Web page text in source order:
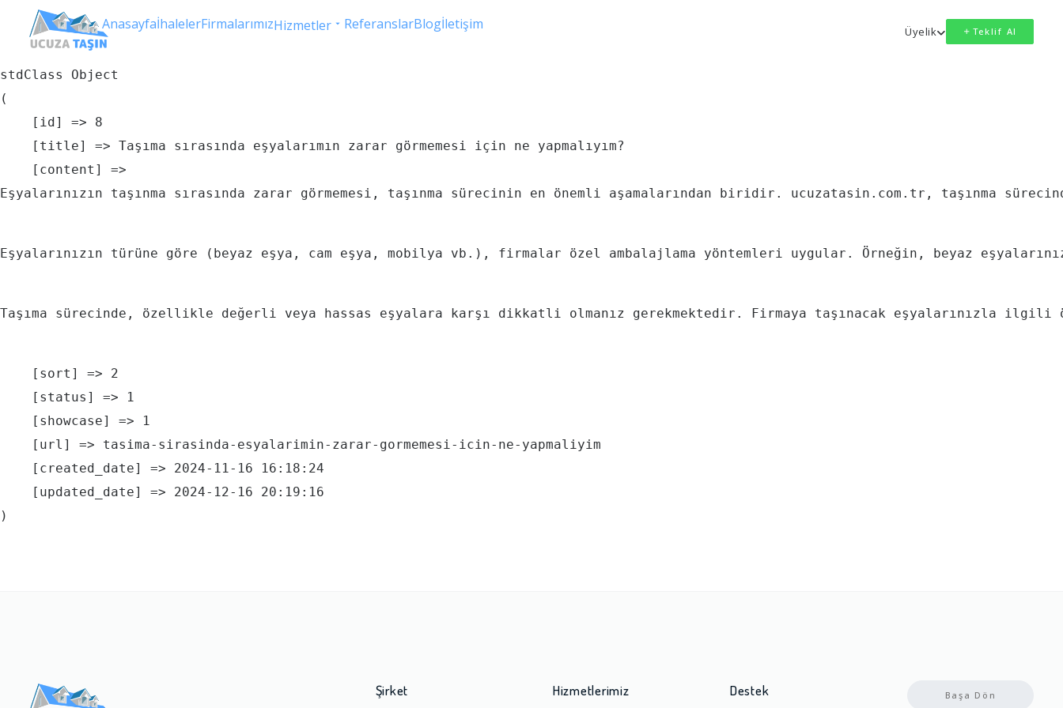
AnasayfaİhalelerFirmalarımızHizmetler ReferanslarBlogİletişim Üyelik Teklif Al
stdClass Object
(
    [id] => 8
    [title] => Taşıma sırasında eşyalarımın zarar görmemesi için ne yapmalıyım?
    [content] =>
Eşyalarınızın taşınma sırasında zarar görmemesi, taşınma sürecinin en önemli aşamalarından biridir. ucuzatasin.com.tr,
Eşyalarınızın türüne göre (beyaz eşya, cam eşya, mobilya vb.), firmalar özel ambalajlama yöntemleri uygular. Örneğin, beyaz
Taşıma sürecinde, özellikle değerli veya hassas eşyalara karşı dikkatli olmanız gerekmektedir. Firmaya taşınacak eşyalarınızla
    [sort] => 2
    [status] => 1
    [showcase] => 1
    [url] => tasima-sirasinda-esyalarimin-zarar-gormemesi-icin-ne-yapmaliyim
    [created_date] => 2024-11-16 16:18:24
    [updated_date] => 2024-12-16 20:19:16
Şirket Hizmetlerimiz Destek Başa Dön